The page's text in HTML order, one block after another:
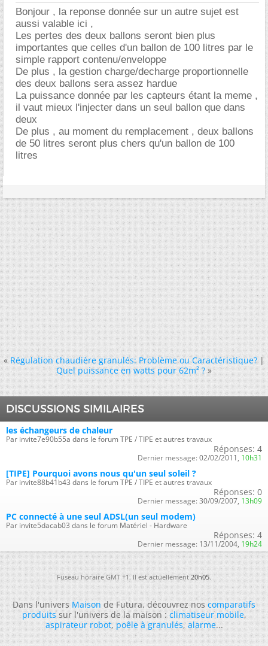
Bonjour , la reponse donnée sur un autre sujet est
aussi valable ici ,
Les pertes des deux ballons seront bien plus
importantes que celles d'un ballon de 100 litres par le
simple rapport contenu/enveloppe
De plus , la gestion charge/decharge proportionnelle
des deux ballons sera assez hardue
La puissance donnée par les capteurs étant la meme ,
il vaut mieux l'injecter dans un seul ballon que dans
deux
De plus , au moment du remplacement , deux ballons
de 50 litres seront plus chers qu'un ballon de 100
litres
« Régulation chaudière granulés: Problème ou Caractéristique?|
Quel puissance en watts pour 62m² ? »
DISCUSSIONS SIMILAIRES
les échangeurs de chaleur
Par invite7e90b55a dans le forum TPE / TIPE et autres travaux
Réponses: 4
Dernier message: 02/02/2011, 10h31
[TIPE] Pourquoi avons nous qu'un seul soleil ?
Par invite88b41b43 dans le forum TPE / TIPE et autres travaux
Réponses: 0
Dernier message: 30/09/2007, 13h09
PC connecté à une seul ADSL(un seul modem)
Par invite5dacab03 dans le forum Matériel - Hardware
Réponses: 4
Dernier message: 13/11/2004, 19h24
Fuseau horaire GMT +1. Il est actuellement20h05.
Dans l'universMaisonde Futura, découvrez noscomparatifs
produitssur l'univers de la maison :climatiseur mobile,
aspirateur robot,poêle à granulés,alarme...